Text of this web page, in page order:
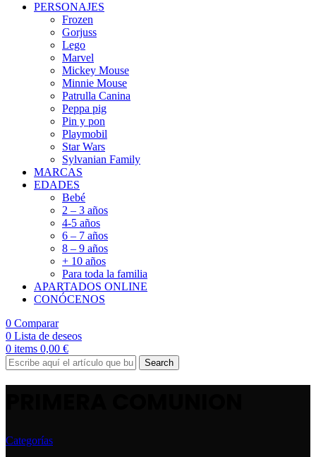
PERSONAJES
Frozen
Gorjuss
Lego
Marvel
Mickey Mouse
Minnie Mouse
Patrulla Canina
Peppa pig
Pin y pon
Playmobil
Star Wars
Sylvanian Family
MARCAS
EDADES
Bebé
2 – 3 años
4-5 años
6 – 7 años
8 – 9 años
+ 10 años
Para toda la familia
APARTADOS ONLINE
CONÓCENOS
0 Comparar
0 Lista de deseos
0 items 0,00 €
Search
Categorías